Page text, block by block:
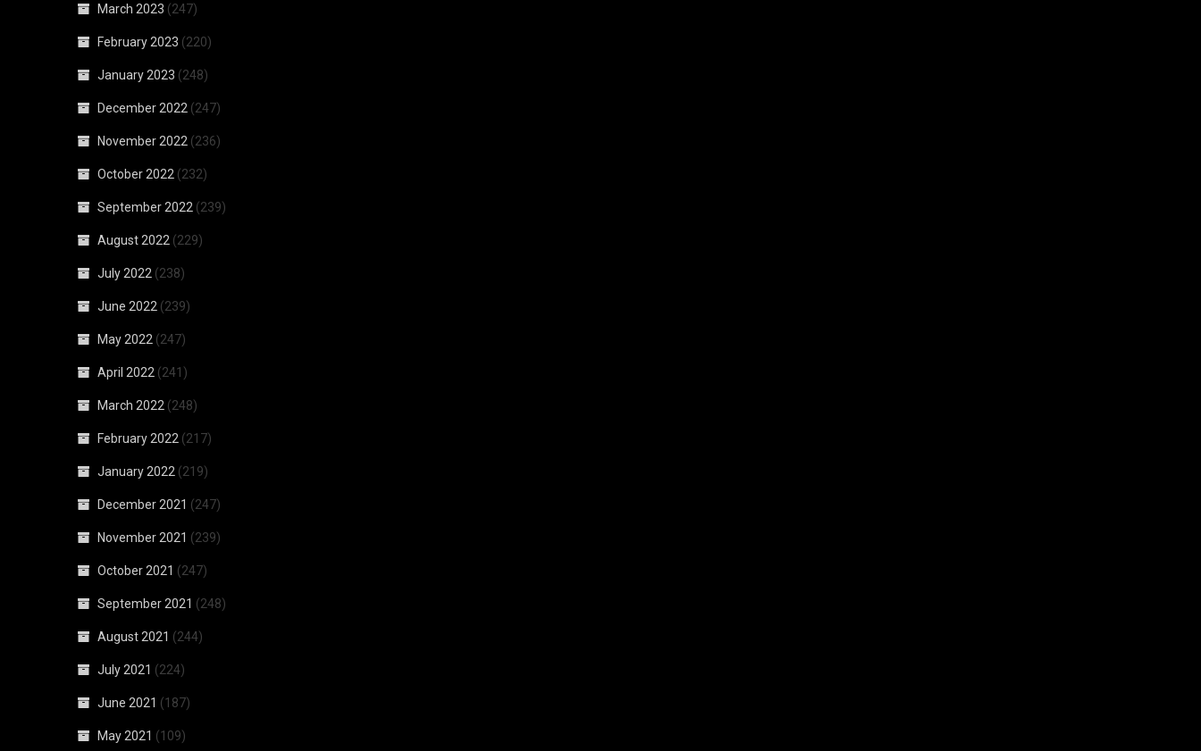
March 2023 (247)
February 2023 (220)
January 2023 (248)
December 2022 (247)
November 2022 (236)
October 2022 (232)
September 2022 (239)
August 2022 (229)
July 2022 (238)
June 2022 (239)
May 2022 (247)
April 2022 (241)
March 2022 (248)
February 2022 (217)
January 2022 (219)
December 2021 (247)
November 2021 (239)
October 2021 (247)
September 2021 (248)
August 2021 (244)
July 2021 (224)
June 2021 (187)
May 2021 (109)